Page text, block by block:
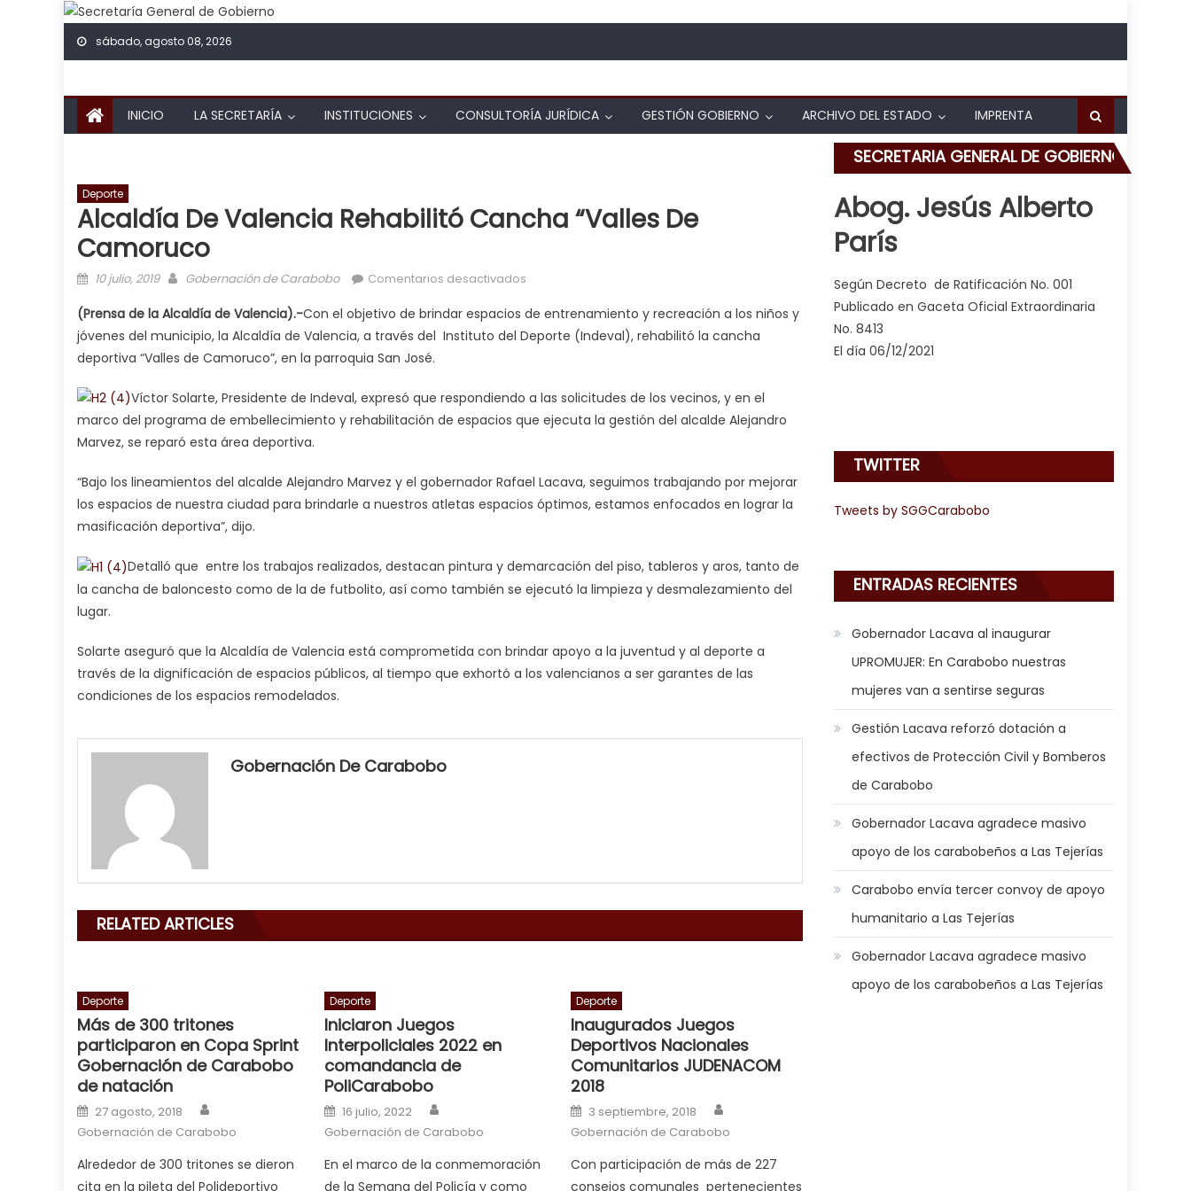
Skip to content
sábado, agosto 08, 2026
INICIO LA SECRETARÍA INSTITUCIONES CONSULTORÍA JURÍDICA GESTIÓN GOBIERNO ARCHIVO DEL ESTADO IMPRENTA
Deporte
Alcaldía De Valencia Rehabilitó Cancha “Valles De
Camoruco
Posted on
10 julio, 2019 Author
Gobernación de Carabobo Comentarios desactivados en Alcaldía de Valencia rehabilitó cancha “Valles de Camoruco
(Prensa de la Alcaldía de Valencia).-Con el objetivo de brindar espacios de entrenamiento y recreación a los niños y
jóvenes del municipio, la Alcaldía de Valencia, a través del Instituto del Deporte (Indeval), rehabilitó la cancha
deportiva “Valles de Camoruco”, en la parroquia San José.
Víctor Solarte, Presidente de Indeval, expresó que respondiendo a las solicitudes de los vecinos, y en el
marco del programa de embellecimiento y rehabilitación de espacios que ejecuta la gestión del alcalde Alejandro
Marvez, se reparó esta área deportiva.
“Bajo los lineamientos del alcalde Alejandro Marvez y el gobernador Rafael Lacava, seguimos trabajando por mejorar
los espacios de nuestra ciudad para brindarle a nuestros atletas espacios óptimos, estamos enfocados en lograr la
masificación deportiva”, dijo.
Detalló que entre los trabajos realizados, destacan pintura y demarcación del piso, tableros y aros, tanto de
la cancha de baloncesto como de la de futbolito, así como también se ejecutó la limpieza y desmalezamiento del
lugar.
Solarte aseguró que la Alcaldía de Valencia está comprometida con brindar apoyo a la juventud y al deporte a
través de la dignificación de espacios públicos, al tiempo que exhortó a los valencianos a ser garantes de las
condiciones de los espacios remodelados.
my
neighbor
his
cum,
a
cuckold,
nice
milf
in
squirting,
आपक
न
Gobernación De Carabobo
RELATED ARTICLES
Deporte
Más de 300 tritones
participaron en Copa Sprint
Gobernación de Carabobo
de natación
Posted on
27 agosto, 2018
Gobernación de Carabobo
Alrededor de 300 tritones se dieron
cita en la pileta del Polideportivo
Deporte
Iniciaron Juegos
Interpoliciales 2022 en
comandancia de
PoliCarabobo
Posted on
16 julio, 2022
Gobernación de Carabobo
En el marco de la conmemoración
de la Semana del Policía y como
Deporte
Inaugurados Juegos
Deportivos Nacionales
Comunitarios JUDENACOM
2018
Posted on
3 septiembre, 2018
Gobernación de Carabobo
Con participación de más de 227
consejos comunales pertenecientes
SECRETARIA GENERAL DE GOBIERNO
Abog. Jesús Alberto
París
Según Decreto de Ratificación No. 001
Publicado en Gaceta Oficial Extraordinaria
No. 8413
El día 06/12/2021
TWITTER
Tweets by SGGCarabobo
ENTRADAS RECIENTES
Gobernador Lacava al inaugurar
UPROMUJER: En Carabobo nuestras
mujeres van a sentirse seguras
Gestión Lacava reforzó dotación a
efectivos de Protección Civil y Bomberos
de Carabobo
Gobernador Lacava agradece masivo
apoyo de los carabobeños a Las Tejerías
Carabobo envía tercer convoy de apoyo
humanitario a Las Tejerías
Gobernador Lacava agradece masivo
apoyo de los carabobeños a Las Tejerías